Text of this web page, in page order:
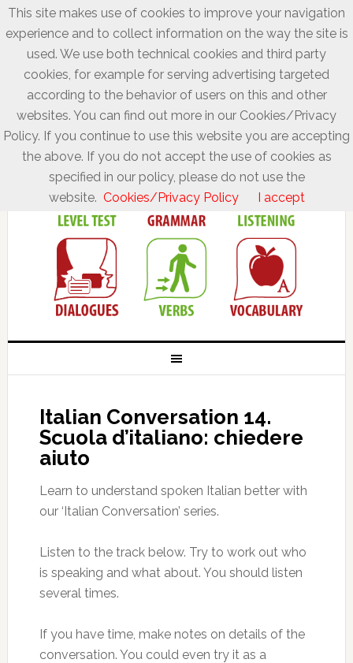
Italian Conversation 14.
Scuola d’italiano: chiedere
aiuto
Learn to understand spoken Italian better with
our ‘Italian Conversation’ series.
Listen to the track below. Try to work out who
is speaking and what about. You should listen
several times.
If you have time, make notes on details of the
conversation. You could even try it as a
This site makes use of cookies to improve your navigation
experience and to collect information on the way the site is
used. We use both technical cookies and third party
cookies, for example for serving advertising targeted
according to the behavior of users on this and other
websites. You can find out more in our Cookies/Privacy
Policy. If you continue to use this website you are accepting
the above. If you do not accept the use of cookies as
specified in our policy, please do not use the
website. Cookies/Privacy Policy I accept